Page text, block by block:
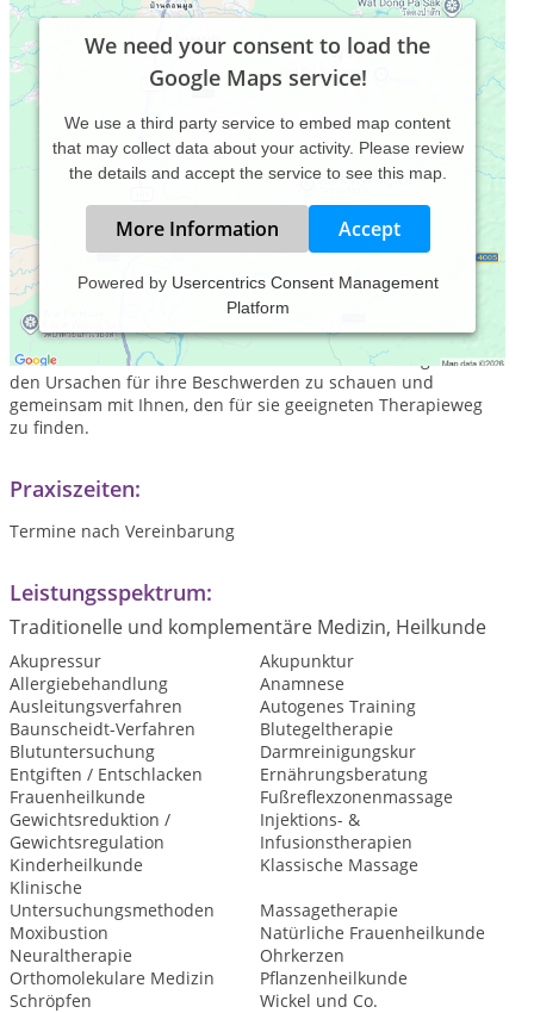
We need your consent to load the
Google Maps service!
We use a third party service to embed map content
that may collect data about your activity. Please review
the details and accept the service to see this map.
More Information Accept
Powered by Usercentrics Consent Management
Platform
Ich sehe meine Aufgabe darin, einen ganzheitlichen Blick auf
Ihre Gesundheit und Ihre Beschwerden zu haben und sie in
ihrer Gesamtheit zu betrachten. Es ist mir ein Anliegen nach
den Ursachen für ihre Beschwerden zu schauen und
gemeinsam mit Ihnen, den für sie geeigneten Therapieweg
zu finden.
Praxiszeiten:
Termine nach Vereinbarung
Leistungsspektrum:
Traditionelle und komplementäre Medizin, Heilkunde
Akupressur
Akupunktur
Allergiebehandlung
Anamnese
Ausleitungsverfahren
Autogenes Training
Baunscheidt-Verfahren
Blutegeltherapie
Blutuntersuchung
Darmreinigungskur
Entgiften / Entschlacken
Ernährungsberatung
Frauenheilkunde
Fußreflexzonenmassage
Gewichtsreduktion /
Gewichtsregulation
Injektions- &
Infusionstherapien
Kinderheilkunde
Klassische Massage
Klinische
Untersuchungsmethoden
Massagetherapie
Moxibustion
Natürliche Frauenheilkunde
Neuraltherapie
Ohrkerzen
Orthomolekulare Medizin
Pflanzenheilkunde
Schröpfen
Wickel und Co.